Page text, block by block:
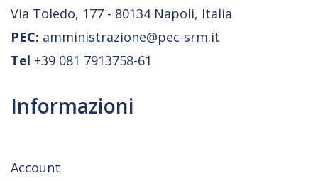
Via Toledo, 177 - 80134 Napoli, Italia
PEC: amministrazione@pec-srm.it
Tel +39 081 7913758-61
Informazioni
Account